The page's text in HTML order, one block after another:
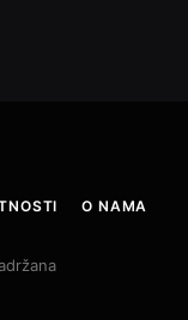
O NAMA